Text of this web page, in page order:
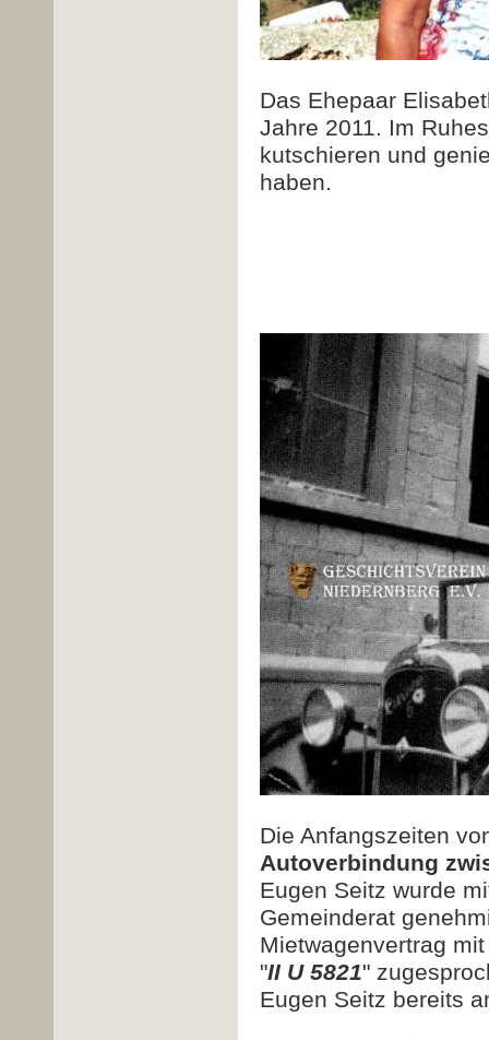
Das Ehepaar
Jahre 2011. Im
kutschieren und
haben.
Die Anfangszeiten
Autoverbindung
Eugen Seitz wurde
Gemeinderat
Mietwagenvertrag
"II U 5821"
Eugen Seitz bereits